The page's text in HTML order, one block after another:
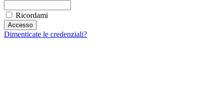
Ricordami
Dimenticate le credenziali?